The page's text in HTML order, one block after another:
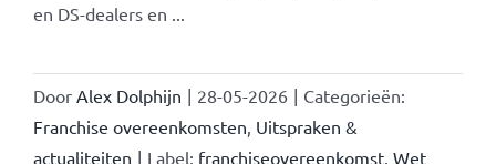
en DS-dealers en ...
Door Alex Dolphijn | 28-05-2026 | Categorieën:
Franchise overeenkomsten Uitspraken &
actualiteiten | Label: franchiseovereenkomst, Wet